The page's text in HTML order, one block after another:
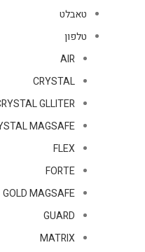
טאבלט
טלפון
AIR
CRYSTAL
GLLITER
MAGSAFE
FLEX
FORTE
GOLD MAGSAFE
GUARD
MATRIX